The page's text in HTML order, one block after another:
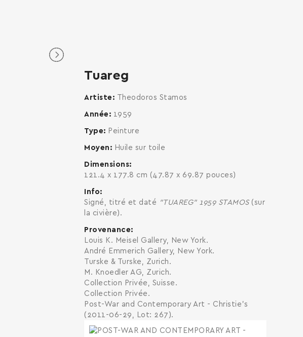
Tuareg
Artiste Theodoros Stamos
Année 1959
Type Peinture
Moyen Huile sur toile
Dimensions
121.4 x 177.8 cm (47.87 x 69.87 pouces)
Info
Signé, titré et daté "TUAREG" 1959 STAMOS(sur
la civière).
Provenance
Louis K. Meisel Gallery, New York.
André Emmerich Gallery, New York.
Turske & Turske, Zurich.
M. Knoedler AG, Zurich.
Collection Privée, Suisse.
Collection Privée.
Post-War and Contemporary Art - Christie's
(2011-06-29, Lot: 267).